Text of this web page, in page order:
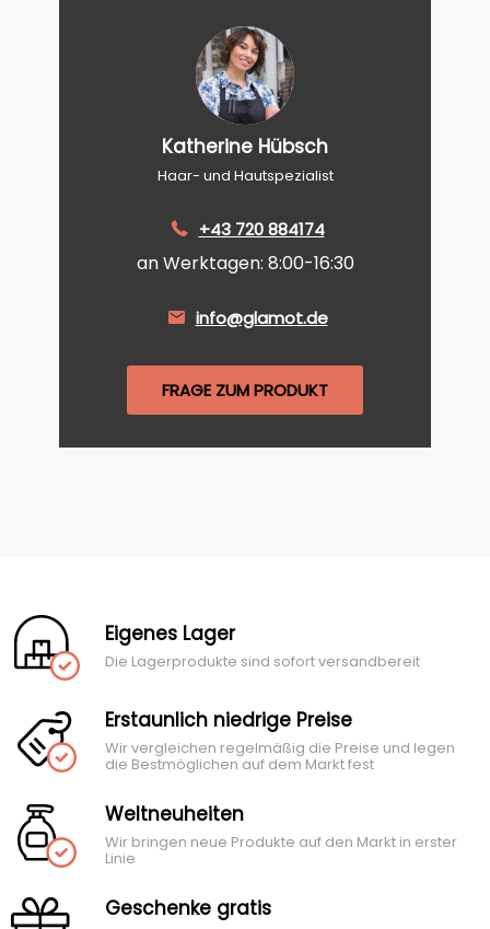
Katherine Hübsch
Haar- und Hautspezialist
+43 720 884174
an Werktagen: 8:00-16:30
info@glamot.de
FRAGE ZUM PRODUKT
Eigenes Lager
Die Lagerprodukte sind sofort versandbereit
Erstaunlich niedrige Preise
Wir vergleichen regelmäßig die Preise und legen
die Bestmöglichen auf dem Markt fest
Weltneuheiten
Wir bringen neue Produkte auf den Markt in erster
Linie
Geschenke gratis